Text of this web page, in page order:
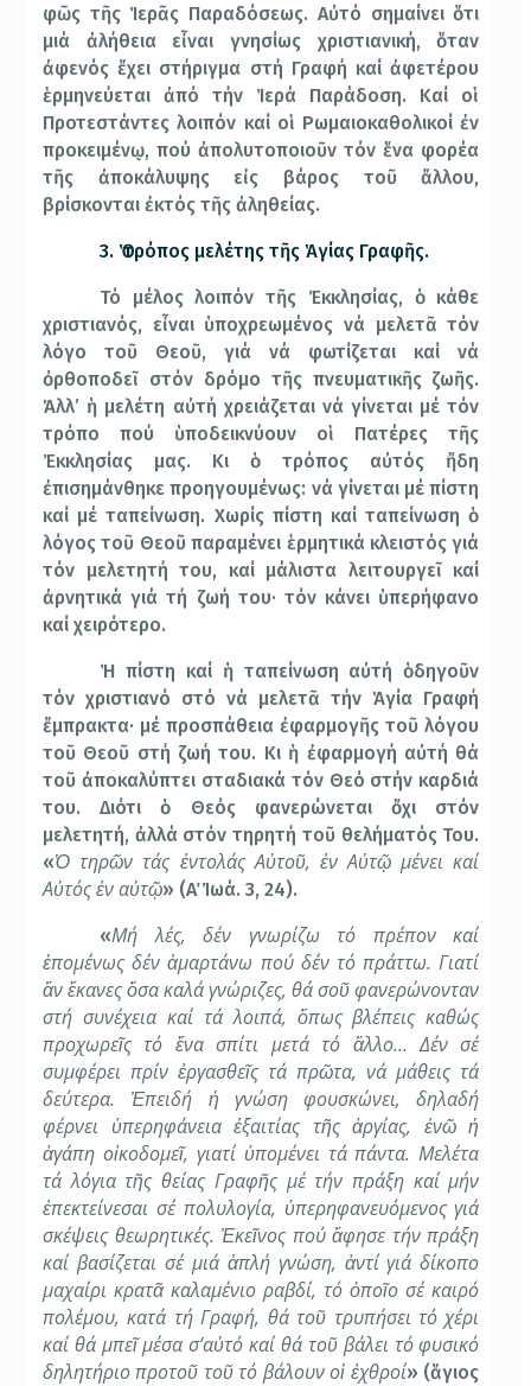
φῶς τῆς Ἱερᾶς Παραδόσεως. Αὐτό σημαίνει ὅτι
μιά ἀλήθεια εἶναι γνησίως χριστιανική, ὅταν
ἀφενός ἔχει στήριγμα στή Γραφή καί ἀφετέρου
ἑρμηνεύεται ἀπό τήν Ἱερά Παράδοση. Καί οἱ
Προτεστάντες λοιπόν καί οἱ Ρωμαιοκαθολικοί ἐν
προκειμένῳ, πού ἀπολυτοποιοῦν τόν ἕνα φορέα
τῆς ἀποκάλυψης εἰς βάρος τοῦ ἄλλου,
βρίσκονται ἐκτός τῆς ἀληθείας.
3. Ὁ τρόπος μελέτης τῆς Ἁγίας Γραφῆς.
Τό μέλος λοιπόν τῆς Ἐκκλησίας, ὁ κάθε
χριστιανός, εἶναι ὑποχρεωμένος νά μελετᾶ τόν
λόγο τοῦ Θεοῦ, γιά νά φωτίζεται καί νά
ὀρθοποδεῖ στόν δρόμο τῆς πνευματικῆς ζωῆς.
Ἀλλ’ ἡ μελέτη αὐτή χρειάζεται νά γίνεται μέ τόν
τρόπο πού ὑποδεικνύουν οἱ Πατέρες τῆς
Ἐκκλησίας μας. Κι ὁ τρόπος αὐτός ἤδη
ἐπισημάνθηκε προηγουμένως: νά γίνεται μέ πίστη
καί μέ ταπείνωση. Χωρίς πίστη καί ταπείνωση ὁ
λόγος τοῦ Θεοῦ παραμένει ἑρμητικά κλειστός γιά
τόν μελετητή του, καί μάλιστα λειτουργεῖ καί
ἀρνητικά γιά τή ζωή του· τόν κάνει ὑπερήφανο
καί χειρότερο.
Ἡ πίστη καί ἡ ταπείνωση αὐτή ὁδηγοῦν
τόν χριστιανό στό νά μελετᾶ τήν Ἁγία Γραφή
ἔμπρακτα· μέ προσπάθεια ἐφαρμογῆς τοῦ λόγου
τοῦ Θεοῦ στή ζωή του. Κι ἡ ἐφαρμογή αὐτή θά
τοῦ ἀποκαλύπτει σταδιακά τόν Θεό στήν καρδιά
του. Διότι ὁ Θεός φανερώνεται ὄχι στόν
μελετητή, ἀλλά στόν τηρητή τοῦ θελήματός Του.
«Ὁ τηρῶν τάς ἐντολάς Αὐτοῦ, ἐν Αὐτῷ μένει καί
Αὐτός ἐν αὐτῷ» (Α΄ Ἰωά. 3, 24).
«Μή λές, δέν γνωρίζω τό πρέπον καί
ἑπομένως δέν ἁμαρτάνω πού δέν τό πράττω. Γιατί
ἄν ἔκανες ὅσα καλά γνώριζες, θά σοῦ φανερώνονταν
στή συνέχεια καί τά λοιπά, ὅπως βλέπεις καθώς
προχωρεῖς τό ἕνα σπίτι μετά τό ἄλλο… Δέν σέ
συμφέρει πρίν ἐργασθεῖς τά πρῶτα, νά μάθεις τά
δεύτερα. Ἐπειδή ἡ γνώση φουσκώνει, δηλαδή
φέρνει ὑπερηφάνεια ἐξαιτίας τῆς ἀργίας, ἐνῶ ἡ
ἀγάπη οἰκοδομεῖ, γιατί ὑπομένει τά πάντα. Μελέτα
τά λόγια τῆς θείας Γραφῆς μέ τήν πράξη καί μήν
ἐπεκτείνεσαι σέ πολυλογία, ὑπερηφανευόμενος γιά
σκέψεις θεωρητικές. Ἐκεῖνος πού ἄφησε τήν πράξη
καί βασίζεται σέ μιά ἁπλή γνώση, ἀντί γιά δίκοπο
μαχαίρι κρατᾶ καλαμένιο ραβδί, τό ὁποῖο σέ καιρό
πολέμου, κατά τή Γραφή, θά τοῦ τρυπήσει τό χέρι
καί θά μπεῖ μέσα σ’αὐτό καί θά τοῦ βάλει τό φυσικό
δηλητήριο προτοῦ τοῦ τό βάλουν οἱ ἐχθροί» (ἅγιος